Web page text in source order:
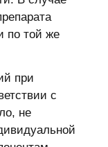
по той же
при
с
не